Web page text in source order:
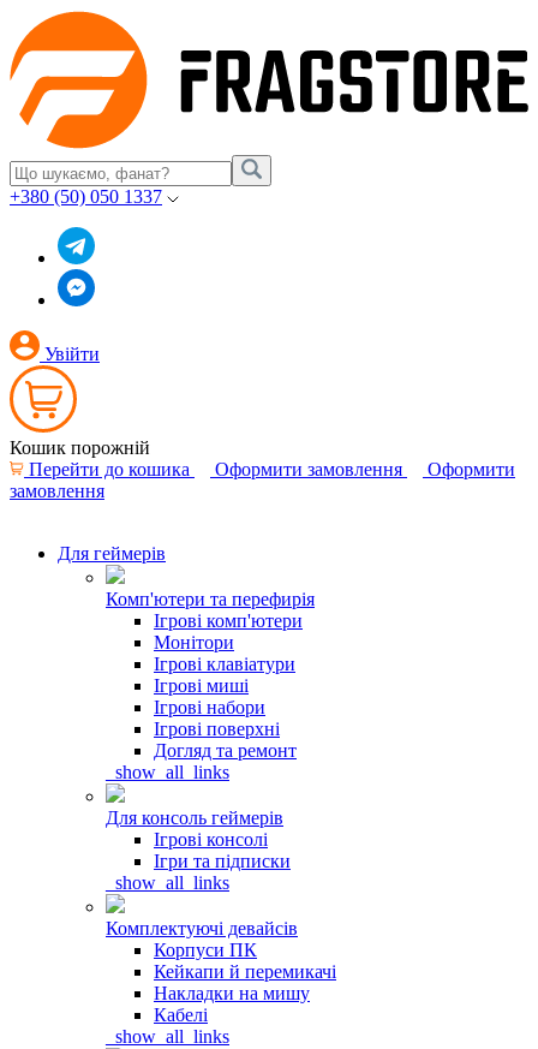
+380 (50) 050 1337
Увійти
Кошик порожній
Перейти до кошика
Оформити замовлення
Оформити
замовлення
Для геймерів
Комп'ютери та перефирія
Ігрові комп'ютери
Монітори
Ігрові клавіатури
Ігрові миші
Ігрові набори
Ігрові поверхні
Догляд та ремонт
_show_all_links
Для консоль геймерів
Ігрові консолі
Ігри та підписки
_show_all_links
Комплектуючі девайсів
Корпуси ПК
Кейкапи й перемикачі
Накладки на мишу
Кабелі
_show_all_links